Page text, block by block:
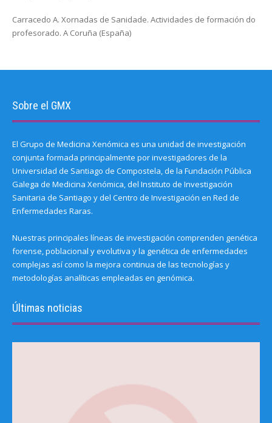
Carracedo A. Xornadas de Sanidade. Actividades de formación do
profesorado. A Coruña (España)
Sobre el GMX
El Grupo de Medicina Xenómica es una unidad de investigación
conjunta formada principalmente por investigadores de la
Universidad de Santiago de Compostela, de la Fundación Pública
Galega de Medicina Xenómica, del Instituto de Investigación
Sanitaria de Santiago y del Centro de Investigación en Red de
Enfermedades Raras.
Nuestras principales líneas de investigación comprenden genética
forense, poblacional y evolutiva y la genética de enfermedades
complejas así como la mejora continua de las tecnologías y
metodologías analíticas empleadas en genómica.
Últimas noticias